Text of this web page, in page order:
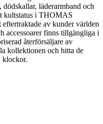
läderarmband och
kultstatus i THOMAS
av kunder världen
finns tillgängliga i
återförsäljare av
kollektionen och hitta de
klockor.